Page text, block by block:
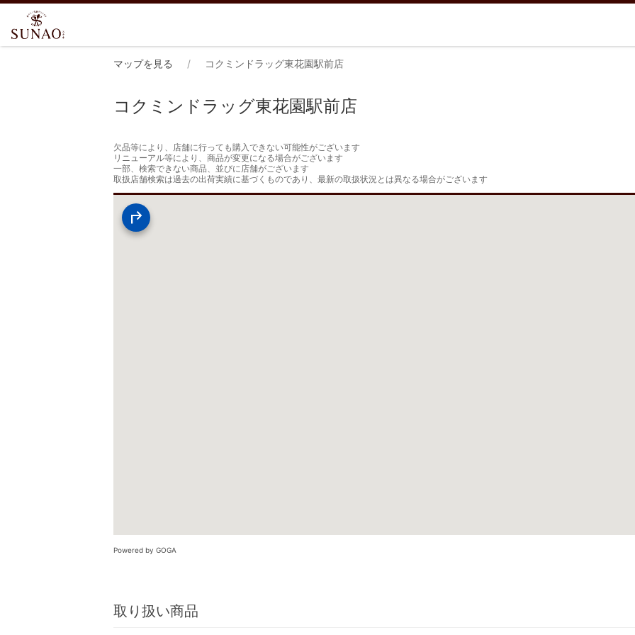
マップを見る コクミンドラッグ東花園駅前店
コクミンドラッグ東花園駅前店
欠品等により、店舗に行っても購入できない可能性がございます
リニューアル等により、商品が変更になる場合がございます
一部、検索できない商品、並びに店舗がございます
取扱店舗検索は過去の出荷実績に基づくものであり、最新の取扱状況とは異なる場合がございます
Powered by GOGA
取り扱い商品